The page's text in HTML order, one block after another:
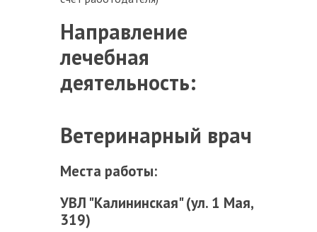
Направление
лечебная
деятельность:
Ветеринарный врач
Места работы:
УВЛ "Калининская" (ул. 1 Мая,
319)